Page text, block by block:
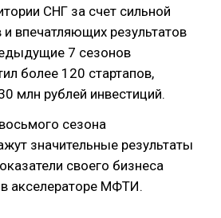
СНГ за счет сильной
впечатляющих результатов
7 сезонов
более 120 стартапов,
млн рублей инвестиций.
сезона
значительные результаты
своего бизнеса
акселераторе МФТИ.